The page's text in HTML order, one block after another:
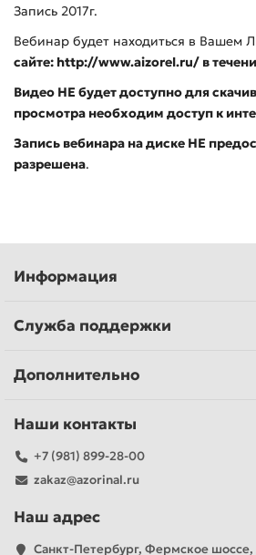
Запись 2017г.
Вебинар будет находиться в Вашем
сайте: http://www.aizorel.ru/ в
Видео НЕ будет доступно для
просмотра необходим доступ к
Запись вебинара на диске НЕ
разрешена.
Информация
Служба поддержки
Дополнительно
Наши контакты
+7 (981) 899-28-00
zakaz@azorinal.ru
Наш адрес
Санкт-Петербург, Фермское